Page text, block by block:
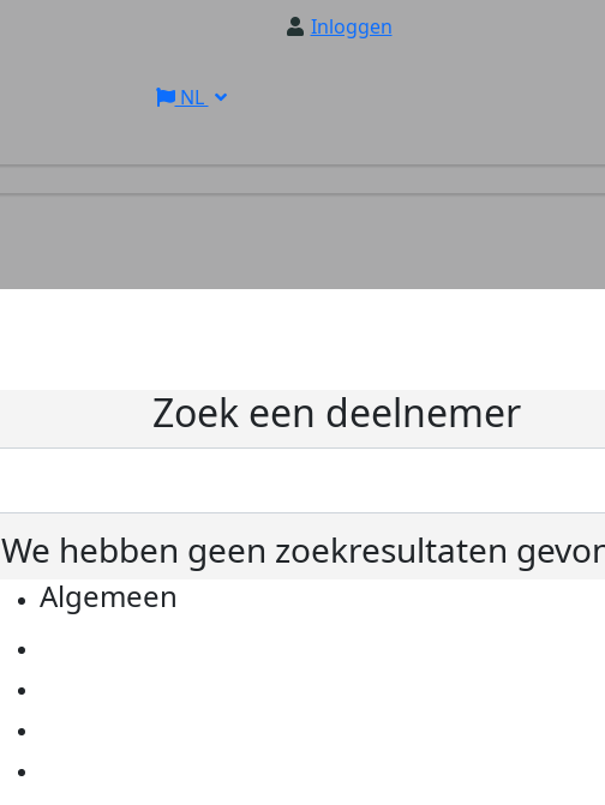
Inloggen
NL
Zoek een deelnemer
We hebben geen zoekresultaten
Algemeen